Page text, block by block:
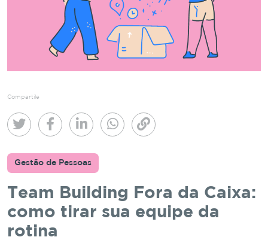
Compartile
Gestão de Pessoas
Team Building Fora da Caixa:
como tirar sua equipe da
rotina